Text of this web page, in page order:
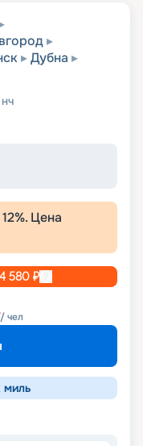
Дубна
нч
12%. Цена
4 580 ₽
/ чел
миль